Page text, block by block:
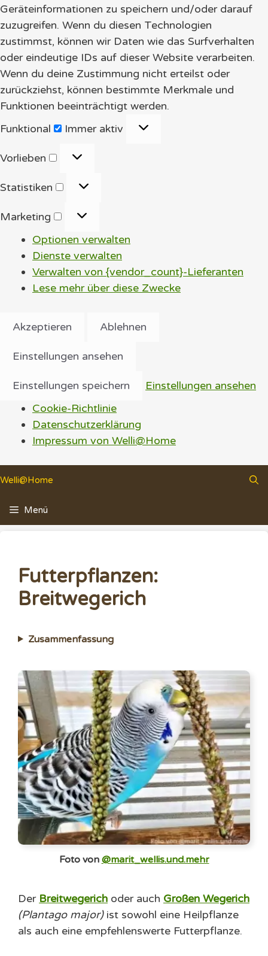
Geräteinformationen zu speichern und/oder darauf
zuzugreifen. Wenn du diesen Technologien
zustimmst, können wir Daten wie das Surfverhalten
oder eindeutige IDs auf dieser Website verarbeiten.
Wenn du deine Zustimmung nicht erteilst oder
zurückziehst, können bestimmte Merkmale und
Funktionen beeinträchtigt werden.
Funktional
Funktional
Immer aktiv
Vorlieben
Vorlieben
Statistiken
Statistiken
Marketing
Marketing
Optionen verwalten
Dienste verwalten
Verwalten von {vendor_count}-Lieferanten
Lese mehr über diese Zwecke
Akzeptieren Ablehnen
Einstellungen ansehen
Einstellungen speichern
Einstellungen ansehen
Cookie-Richtlinie
Datenschutzerklärung
Impressum von Welli@Home
Inhalt
springen
Welli@Home
Menü
Futterpflanzen:
Breitwegerich
Zusammenfassung
Foto von @marit_wellis.und.mehr
Der Breitwegerich oder auch Großen Wegerich
(Plantago major)ist sowohl eine Heilpflanze
als auch eine empfehlenswerte Futterpflanze.